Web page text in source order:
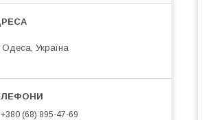
Одеса, Україна
+380 (68) 895-47-69